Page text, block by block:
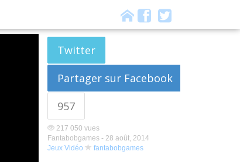
Twitter
Partager sur Facebook
957
217 050 vues
Fantabobgames - 28 août, 2014
Jeux Vidéo
fantabobgames